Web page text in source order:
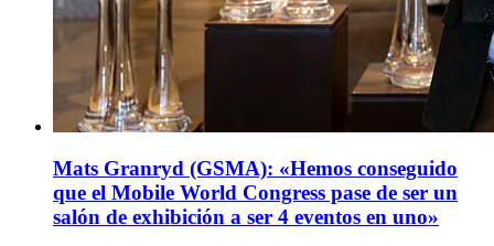
Mats Granryd (GSMA): «Hemos conseguido
que el Mobile World Congress pase de ser un
salón de exhibición a ser 4 eventos en uno»